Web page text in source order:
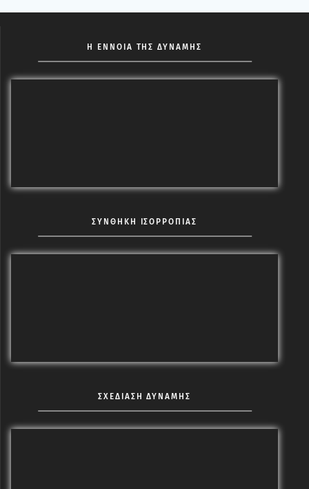
Η ΕΝΝΟΙΑ ΤΗΣ ΔΥΝΑΜΗΣ
ΣΥΝΘΗΚΗ ΙΣΟΡΡΟΠΙΑΣ
ΣΧΕΔΙΑΣΗ ΔΥΝΑΜΗΣ